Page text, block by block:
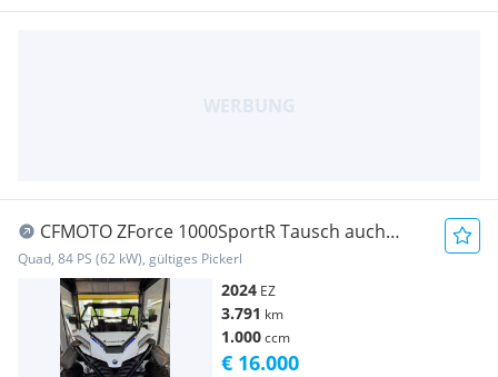
CFMOTO ZForce 1000SportR Tausch auch
möglich
Quad, 84 PS (62 kW), gültiges Pickerl
2024 EZ
3.791 km
1.000ccm
€ 16.000